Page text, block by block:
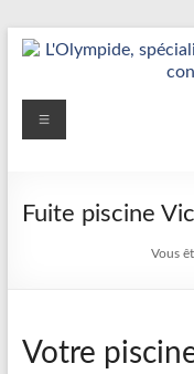
Aller
au
Détection
Réparation
Fuite
L’Olympide
Menu
Fuite piscine
Vous
Votre